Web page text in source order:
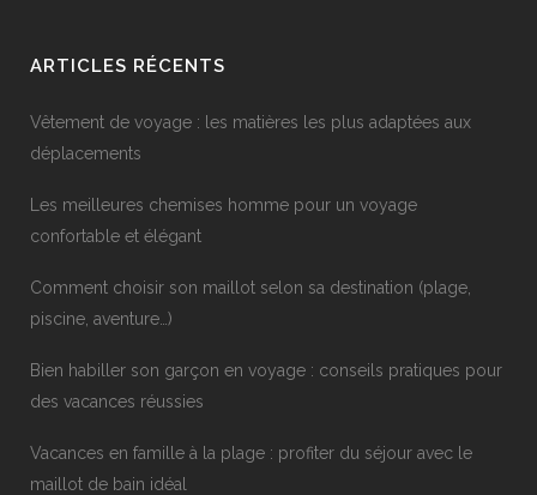
ARTICLES RÉCENTS
Vêtement de voyage : les matières les plus adaptées aux
déplacements
Les meilleures chemises homme pour un voyage
confortable et élégant
Comment choisir son maillot selon sa destination (plage,
piscine, aventure…)
Bien habiller son garçon en voyage : conseils pratiques pour
des vacances réussies
Vacances en famille à la plage : profiter du séjour avec le
maillot de bain idéal